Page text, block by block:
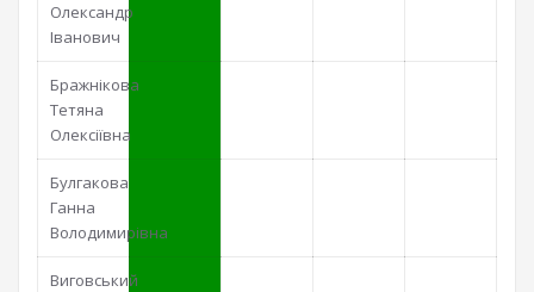
Олександр
Іванович
Бражнікова
Тетяна
Олексіївна
Булгакова
Ганна
Володимирівна
Виговський